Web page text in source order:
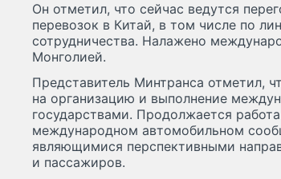
Он отметил, что сейчас ведутся
перевозок в Китай, в том числе по
сотрудничества. Налажено
Монголией.
Представитель Минтранса отметил,
на организацию и выполнение
государствами. Продолжается
международном автомобильном
являющимися перспективными
и пассажиров.